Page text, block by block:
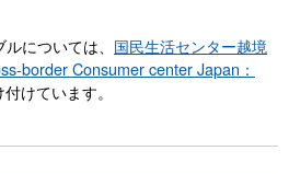
については、 国民生活センター越境
border Consumer center Japan：
けています。